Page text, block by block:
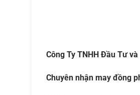
Công Ty TNHH Đầu Tư
Chuyên nhận may đồng